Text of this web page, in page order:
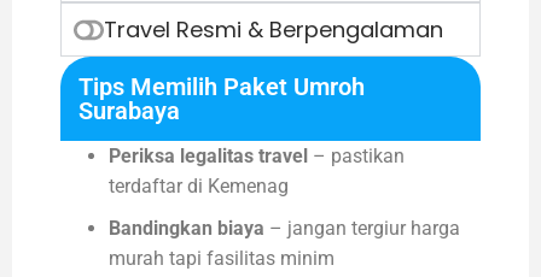
Travel Resmi & Berpengalaman
Tips Memilih Paket Umroh
Surabaya
Periksa legalitas travel – pastikan
terdaftar di Kemenag
Bandingkan biaya – jangan tergiur harga
murah tapi fasilitas minim